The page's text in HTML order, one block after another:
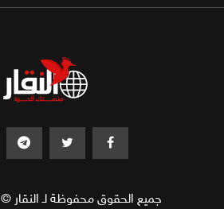
جميع الحقوق محفوظة لـ النقار © 2022 - 2026